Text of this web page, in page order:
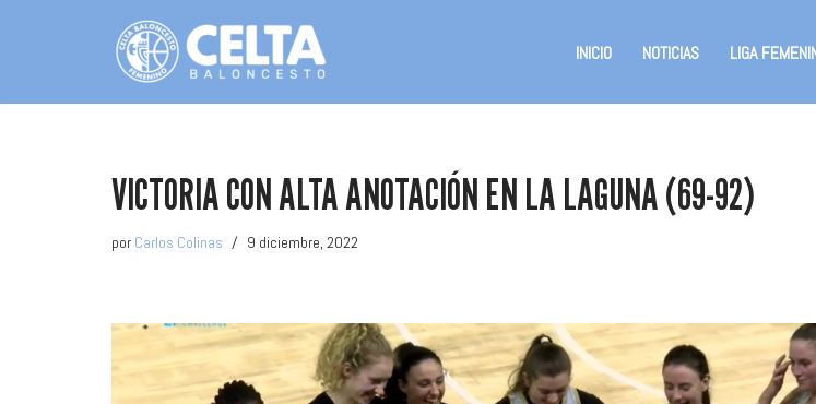
INICIO NOTICIAS LIGA
VICTORIA CON ALTA ANOTACIÓN EN LA LAGUNA (69-92)
por Carlos Colinas 9 diciembre, 2022